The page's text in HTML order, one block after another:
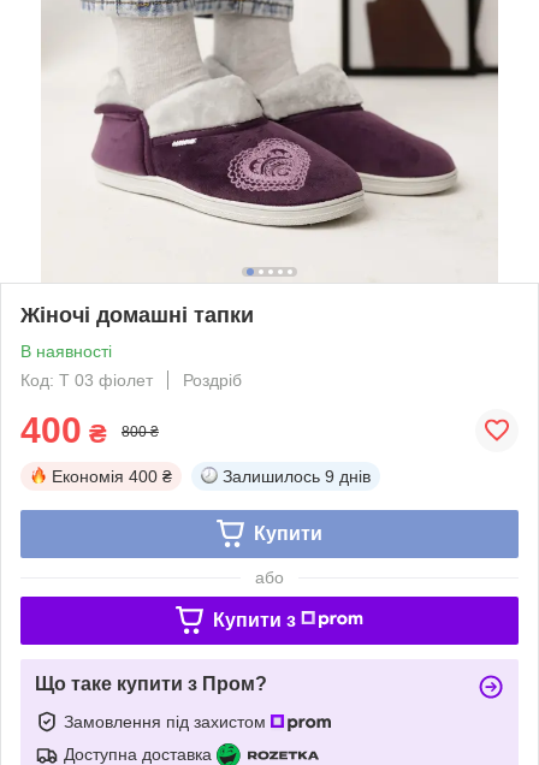
Жіночі домашні тапки
В наявності
Код: Т 03 фіолет
Роздріб
400 ₴ 800 ₴
Економія 400 ₴ Залишилось 9 днів
Купити
або
Купити з
Що таке купити з Пром?
Замовлення під захистом
Доступна доставка